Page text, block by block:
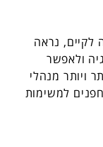
נראה
ולאפשר
ויותר מנהלי
למשימות